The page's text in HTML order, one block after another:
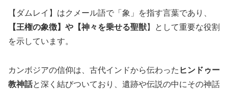
【ダムレイ】はクメール語で「象」を指す言葉であり、
【王権の象徴】や【神々を乗せる聖獣】として重要な役割
を示しています。
カンボジアの信仰は、古代インドから伝わった ヒンドゥー
教神話と深く結びついており、遺跡や伝説の中にその神話